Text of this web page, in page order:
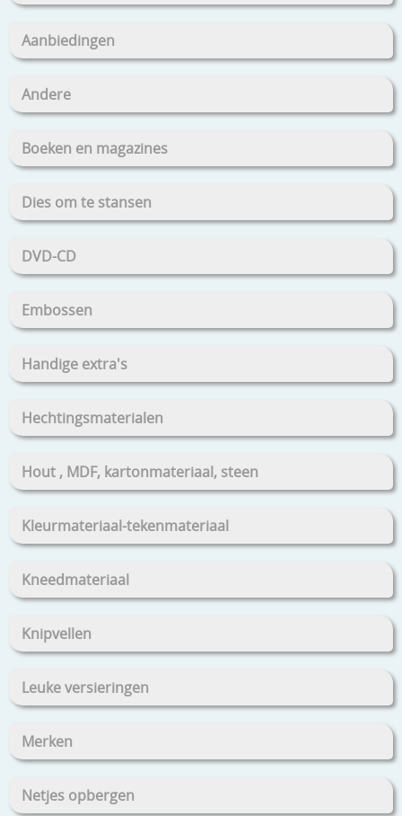
Aanbiedingen
Andere
Boeken en magazines
Dies om te stansen
DVD-CD
Embossen
Handige extra's
Hechtingsmaterialen
Hout , MDF, kartonmateriaal, steen
Kleurmateriaal-tekenmateriaal
Kneedmateriaal
Knipvellen
Leuke versieringen
Merken
Netjes opbergen